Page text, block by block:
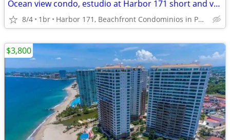
Ocean view condo, estudio at Harbor 171 short and vacational
8/4 1br Harbor 171, Beachfront Condominios in Puerto Vallarta
$3,800